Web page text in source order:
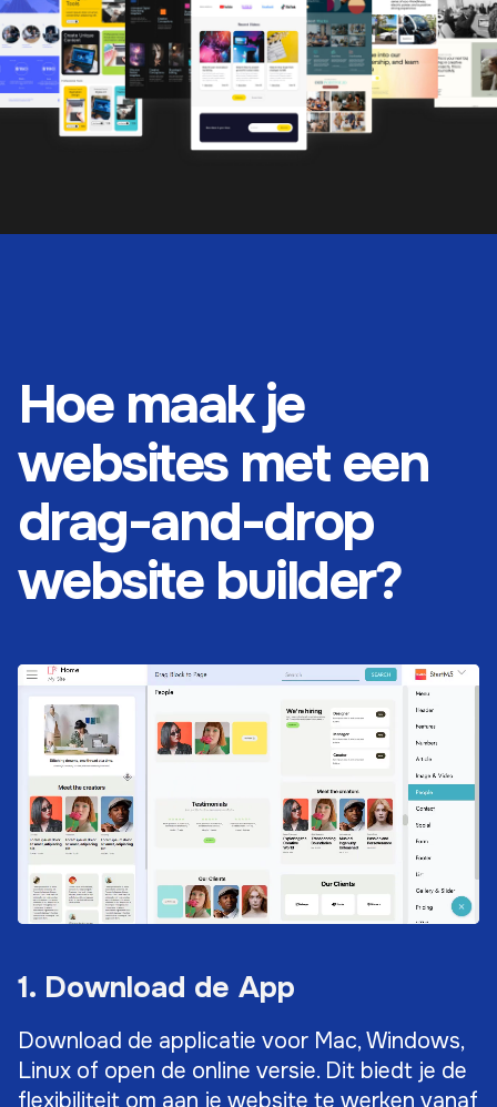
Hoe maak je
websites met een
drag-and-drop
website builder?
1. Download de App
Download de applicatie voor Mac, Windows,
Linux of open de online versie. Dit biedt je de
flexibiliteit om aan je website te werken vanaf